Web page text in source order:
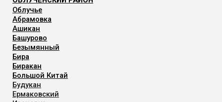
Облучье
Абрамовка
Ашикан
Башурово
Безымянный
Бира
Биракан
Большой Китай
Будукан
Ермаковский